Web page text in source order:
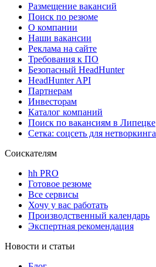
Размещение вакансий
Поиск по резюме
О компании
Наши вакансии
Реклама на сайте
Требования к ПО
Безопасный HeadHunter
HeadHunter API
Партнерам
Инвесторам
Каталог компаний
Поиск по вакансиям в Липецке
Сетка: соцсеть для нетворкинга
Соискателям
hh PRO
Готовое резюме
Все сервисы
Хочу у вас работать
Производственный календарь
Экспертная рекомендация
Новости и статьи